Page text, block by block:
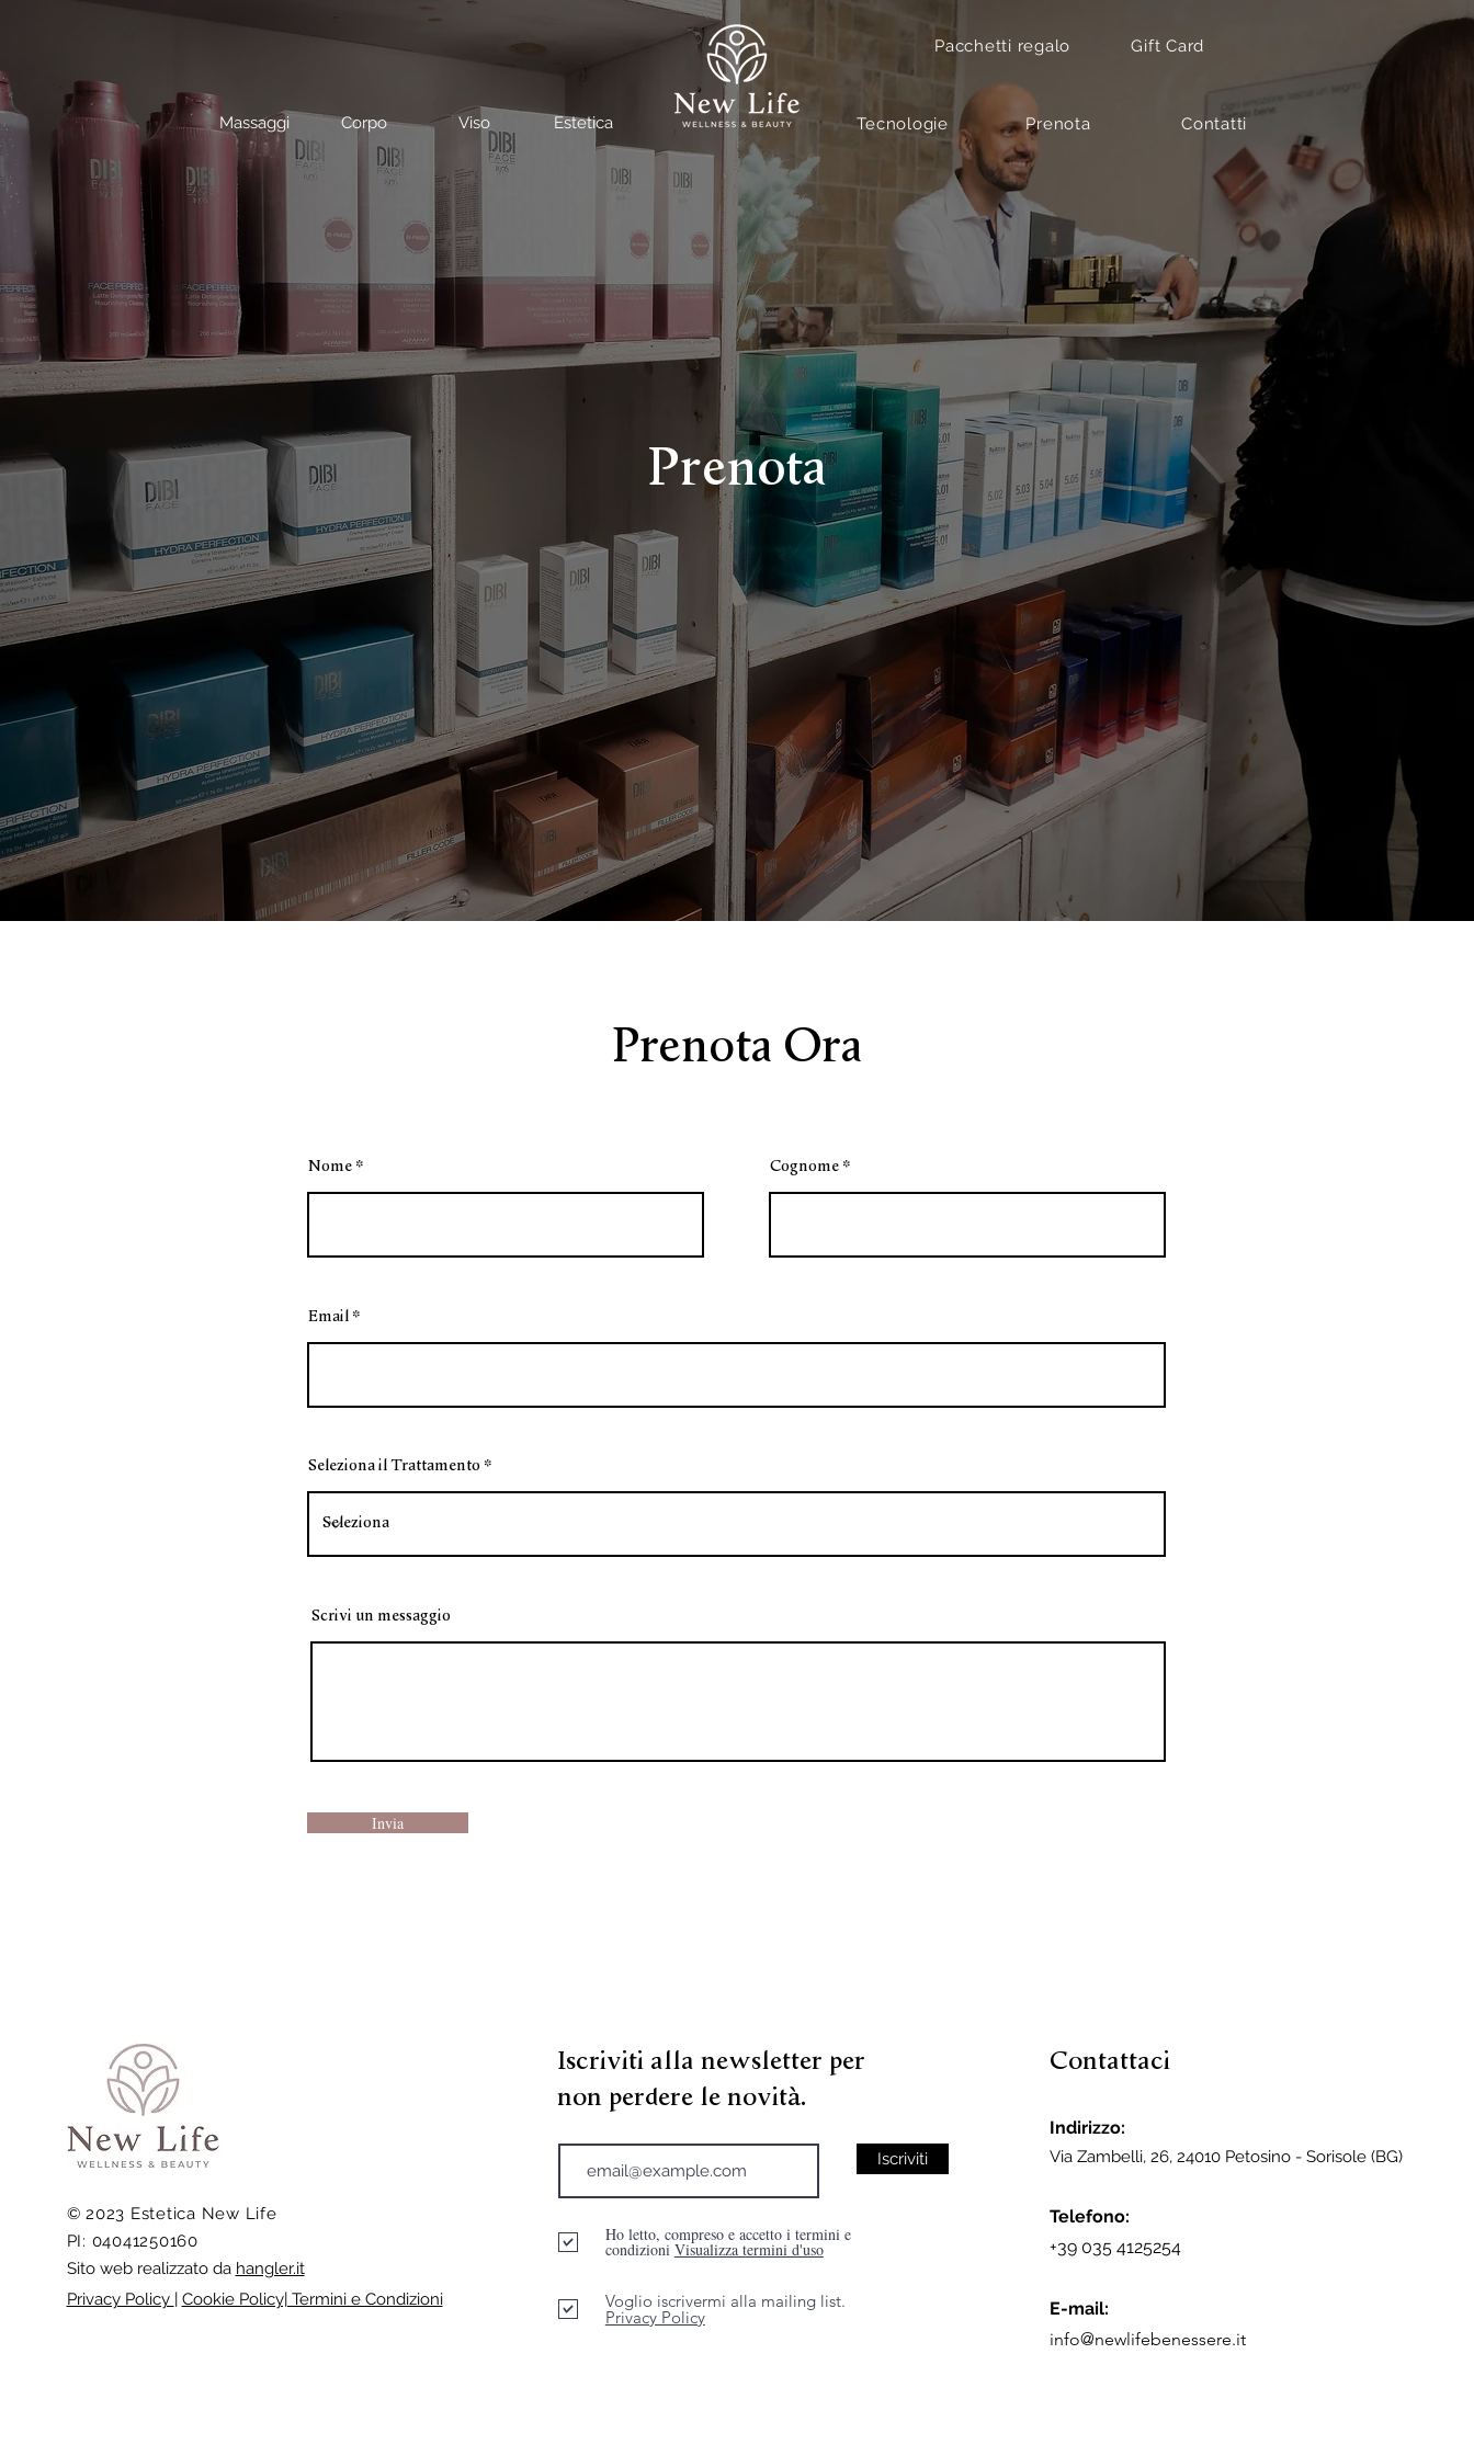
Massaggi Corpo Viso Estetica
Pacchetti regalo Gift Card
Tecnologie Prenota Contatti
Prenota
Prenota Ora
Nome Cognome
Email
Seleziona il Trattamento
Scrivi un messaggio
Invia
© 2023 Estetica New Life
PI: 04041250160
Sito web realizzato da hangler.it
Privacy Policy | Cookie Policy| Termini e Condizioni
Iscriviti alla newsletter per
non perdere le novità.
Iscriviti
Ho letto, compreso e accetto i termini e
condizioni Visualizza termini d'uso
Voglio iscrivermi alla mailing list.
Privacy Policy
Contattaci
Indirizzo:
Via Zambelli, 26, 24010 Petosino - Sorisole (BG)
Telefono:
+39 035 4125254
E-mail:
info@newlifebenessere.it